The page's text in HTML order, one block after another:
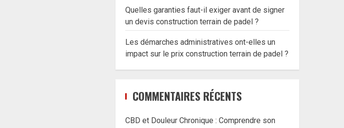
Quelles garanties faut-il exiger avant de signer
un devis construction terrain de padel ?
Les démarches administratives ont-elles un
impact sur le prix construction terrain de padel ?
COMMENTAIRES RÉCENTS
CBD et Douleur Chronique : Comprendre son